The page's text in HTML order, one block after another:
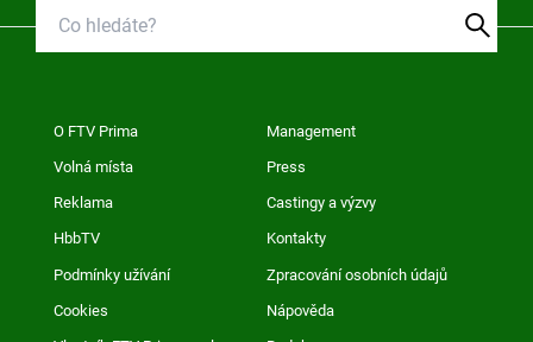
O FTV Prima Management
Volná místa Press
Reklama Castingy a výzvy
HbbTV Kontakty
Podmínky užívání Zpracování osobních údajů
Cookies Nápověda